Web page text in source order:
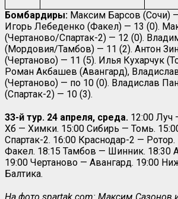
Бомбардиры: Максим Барсов (Сочи)
Игорь Лебеденко (Факел) — 13 (0).
(Чертаново/Спартак-2) — 12 (0).
(Мордовия/Тамбов) — 11 (2). Антон
(Чертаново) — 11 (5). Илья Кухарчук
Роман Акбашев (Авангард),
(Чертаново) — по 10 (0). Владислав
(Спартак-2) — 10 (3).
33-й тур. 24 апреля, среда. 12:00 Луч
Хб — Химки. 15:00 Сибирь — Томь.
Спартак-2. 16:00 Краснодар-2 —
Факел. 18:15 Тамбов — Шинник. 18:30
19:00 Чертаново — Авангард. 19:00
Балтика.